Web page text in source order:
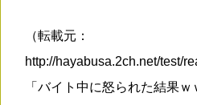
（転載元：
http://hayabusa.2ch.net/test/
「バイト中に怒られた結果ｗ